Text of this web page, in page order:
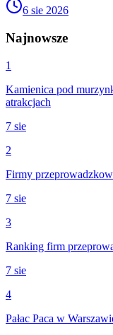
6 sie 2026
Najnowsze
1
Kamienica pod
atrakcjach
7 sie
2
Firmy
7 sie
3
Ranking firm
7 sie
4
Pałac Paca w